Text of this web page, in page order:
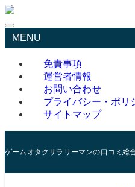
MENU
免責事項
運営者情報
お問い合わせ
プライバシー・ポリ
サイトマップ
ゲームオタクサラリーマンの口コミ総